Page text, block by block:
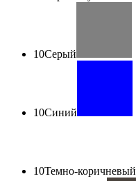
10Серый
10Синий
10Темно-коричневый